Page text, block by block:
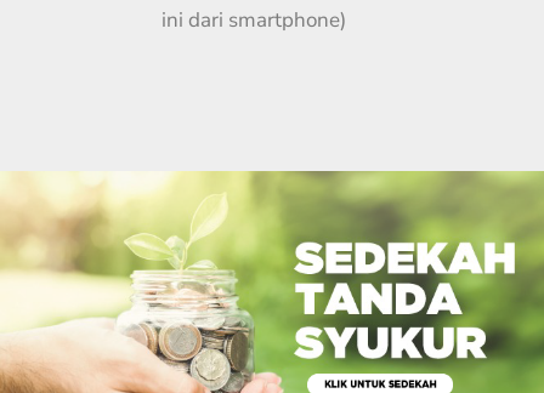
ini dari smartphone)